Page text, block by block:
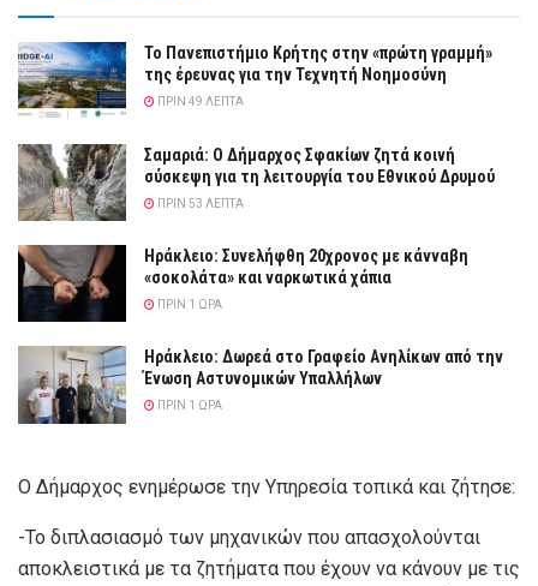
Το Πανεπιστήμιο Κρήτης στην «πρώτη γραμμή»
της έρευνας για την Τεχνητή Νοημοσύνη
ΠΡΙΝ 49 ΛΕΠΤΆ
Σαμαριά: Ο Δήμαρχος Σφακίων ζητά κοινή
σύσκεψη για τη λειτουργία του Εθνικού Δρυμού
ΠΡΙΝ 53 ΛΕΠΤΆ
Ηράκλειο: Συνελήφθη 20χρονος με κάνναβη
«σοκολάτα» και ναρκωτικά χάπια
ΠΡΙΝ 1 ΏΡΑ
Ηράκλειο: Δωρεά στο Γραφείο Ανηλίκων από την
Ένωση Αστυνομικών Υπαλλήλων
ΠΡΙΝ 1 ΏΡΑ
Ο Δήμαρχος ενημέρωσε την Υπηρεσία τοπικά και ζήτησε:
-Το διπλασιασμό των μηχανικών που απασχολούνται
αποκλειστικά με τα ζητήματα που έχουν να κάνουν με τις